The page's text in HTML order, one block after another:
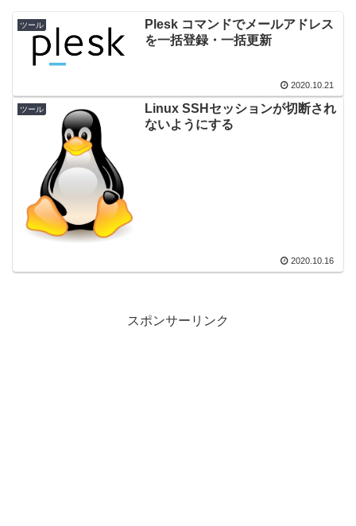
ツール
Plesk コマンドでメールアドレス
を一括登録・一括更新
2020.10.21
ツール
Linux SSHセッションが切断され
ないようにする
2020.10.16
スポンサーリンク